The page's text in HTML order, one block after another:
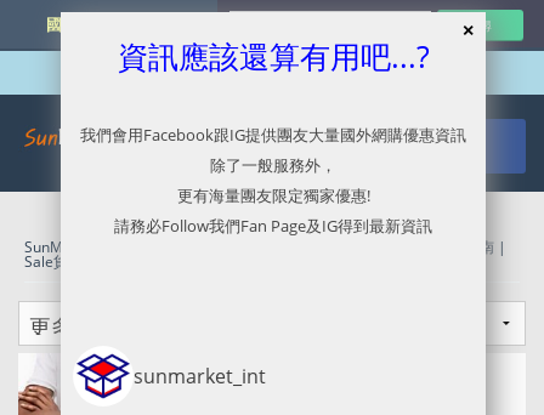
國外網購最新資訊
SunMarket 代購．代運．代寄 Kate Spade官網代購/代運/集運服務指南 |
Sale貨品再6折優惠
資訊應該還算有用吧...?
我們會用Facebook跟IG提供團友大量國外網購優惠資訊
除了一般服務外，
更有海量團友限定獨家優惠!
請務必Follow我們Fan Page及IG得到最新資訊
sunmarket_int